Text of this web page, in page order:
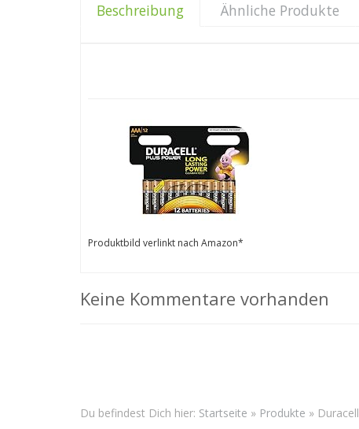
Beschreibung Ähnliche Produkte
Produktbild verlinkt nach Amazon*
Keine Kommentare vorhanden
Du befindest Dich hier: Startseite » Produkte »